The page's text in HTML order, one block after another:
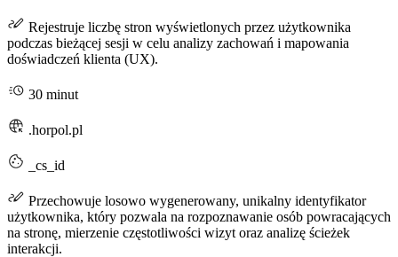
Rejestruje liczbę stron wyświetlonych przez użytkownika
podczas bieżącej sesji w celu analizy zachowań i mapowania
doświadczeń klienta (UX).
30 minut
.horpol.pl
_cs_id
Przechowuje losowo wygenerowany, unikalny identyfikator
użytkownika, który pozwala na rozpoznawanie osób powracających
na stronę, mierzenie częstotliwości wizyt oraz analizę ścieżek
interakcji.